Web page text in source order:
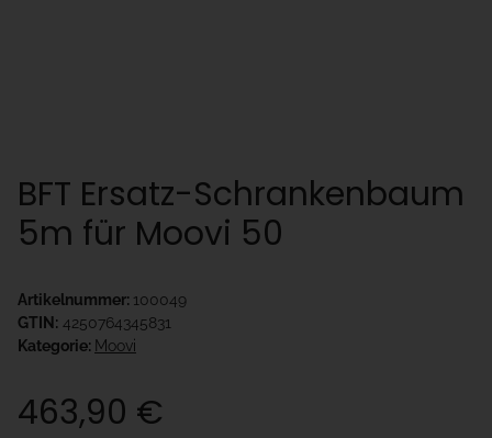
BFT Ersatz-Schrankenbaum
5m für Moovi 50
Artikelnummer: 100049
GTIN: 4250764345831
Kategorie: Moovi
463,90 €